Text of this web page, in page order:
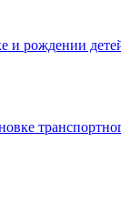
и рождении